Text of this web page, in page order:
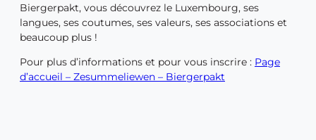
Biergerpakt, vous découvrez le Luxembourg, ses
langues, ses coutumes, ses valeurs, ses associations et
beaucoup plus !
Pour plus d’informations et pour vous inscrire : Page
d’accueil – Zesummeliewen – Biergerpakt